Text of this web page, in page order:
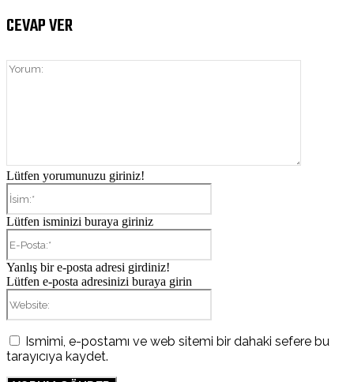
CEVAP VER
Lütfen yorumunuzu giriniz!
Lütfen isminizi buraya giriniz
Yanlış bir e-posta adresi girdiniz!
Lütfen e-posta adresinizi buraya girin
Ismimi, e-postamı ve web sitemi bir dahaki sefere bu
tarayıcıya kaydet.